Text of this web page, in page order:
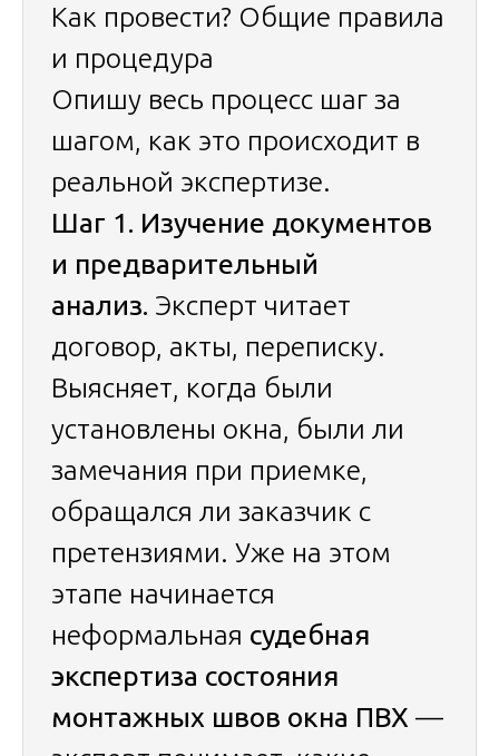
Как провести? Общие правила
и процедура
Опишу весь процесс шаг за
шагом, как это происходит в
реальной экспертизе.
Шаг 1. Изучение документов
и предварительный
анализ. Эксперт читает
договор, акты, переписку.
Выясняет, когда были
установлены окна, были ли
замечания при приемке,
обращался ли заказчик с
претензиями. Уже на этом
этапе начинается
неформальная судебная
экспертиза состояния
монтажных швов окна ПВХ —